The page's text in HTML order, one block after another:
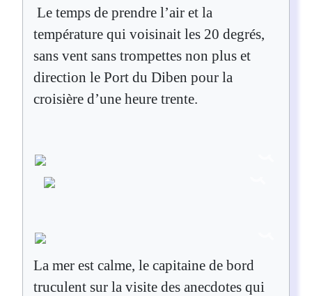
Le temps de prendre l’air et la
température qui voisinait les 20 degrés,
sans vent sans trompettes non plus et
direction le Port du Diben pour la
croisière d’une heure trente.
La mer est calme, le capitaine de bord
truculent sur la visite des anecdotes qui